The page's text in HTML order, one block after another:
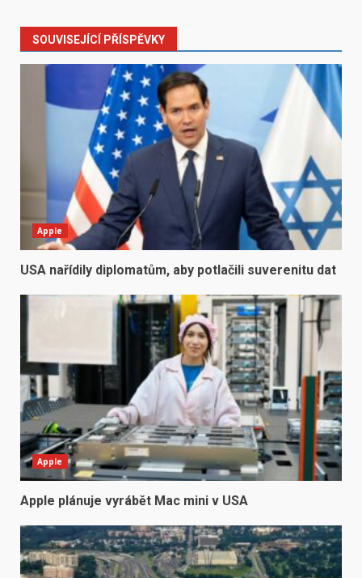
SOUVISEJÍCÍ PŘÍSPĚVKY
Apple
USA nařídily diplomatům, aby potlačili suverenitu dat
Apple
Apple plánuje vyrábět Mac mini v USA